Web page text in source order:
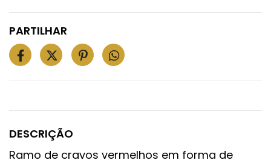
PARTILHAR
DESCRIÇÃO
Ramo de cravos vermelhos em forma de